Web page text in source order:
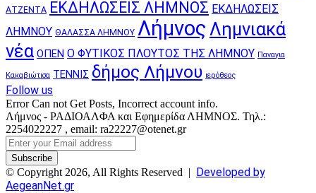
ΑΤΖΕΝΤΑ ΕΚΔΗΛΩΣΕΙΣ ΛΗΜΝΟΣ ΕΚΔΗΛΩΣΕΙΣ
ΛΗΜΝΟΥ ΘΑΛΑΣΣΑ ΛΗΜΝΟΥ Λήμνος Λημνιακά
νέα ΟΠΕΝ Ο ΦΥΤΙΚΟΣ ΠΛΟΥΤΟΣ ΤΗΣ ΛΗΜΝΟΥ Παναγια
Κακαβιώτισα ΤΕΝΝΙΣ δήμος Λήμνου ιερόθεος
Follow us
Error Can not Get Posts, Incorrect account info.
Λήμνος - ΡΑΔΙΟΑΛΦΑ και Εφημερίδα ΛΗΜΝΟΣ. Τηλ.:
2254022227 , email: ra22227@otenet.gr
Enter
your
Email
address
© Copyright 2026, All Rights Reserved | Developed by
AegeanNet.gr